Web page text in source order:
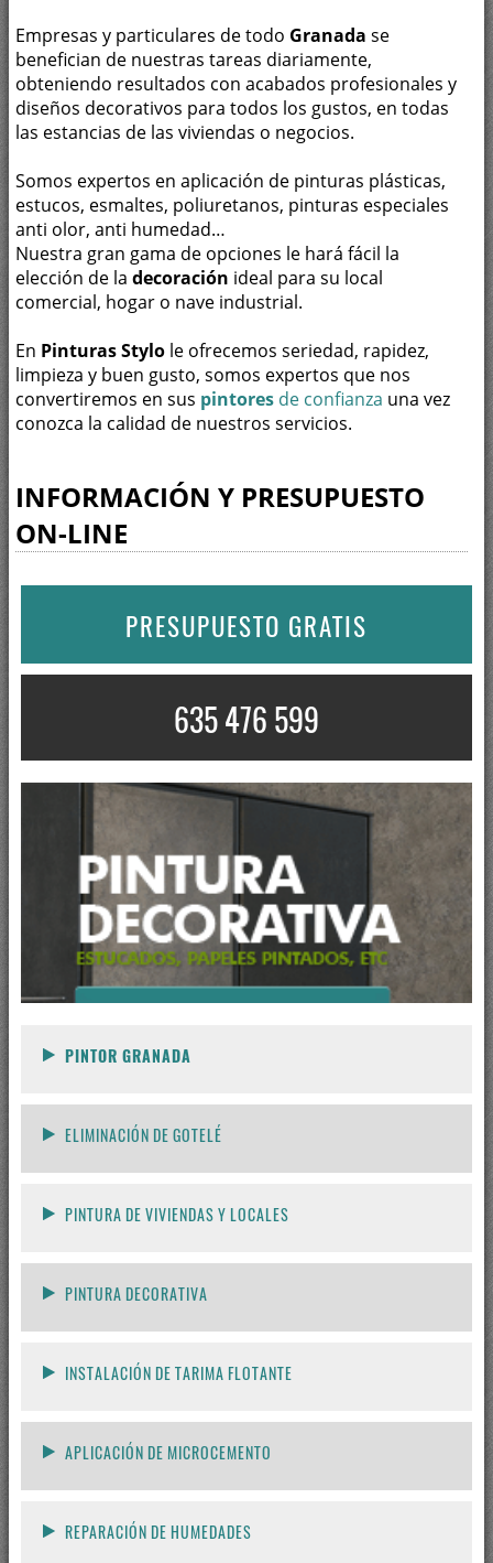
Empresas y particulares de todo Granadase
benefician de nuestras tareas diariamente,
obteniendo resultados con acabados profesionales y
diseños decorativos para todos los gustos, en todas
las estancias de las viviendas o negocios.
Somos expertos en aplicación de pinturas plásticas,
estucos, esmaltes, poliuretanos, pinturas especiales
anti olor, anti humedad…
Nuestra gran gama de opciones le hará fácil la
elección de ladecoración ideal para su local
comercial, hogar o nave industrial.
En PinturasStylo le ofrecemos seriedad, rapidez,
limpieza y buen gusto, somos expertos que nos
convertiremos en sus pintores de confianza una vez
conozca la calidad de nuestros servicios.
INFORMACIÓN Y PRESUPUESTO
ON-LINE
PRESUPUESTO GRATIS
635 476 599
PINTOR GRANADA
ELIMINACIÓN DE GOTELÉ
PINTURA DE VIVIENDAS Y LOCALES
PINTURA DECORATIVA
INSTALACIÓN DE TARIMA FLOTANTE
APLICACIÓN DE MICROCEMENTO
REPARACIÓN DE HUMEDADES